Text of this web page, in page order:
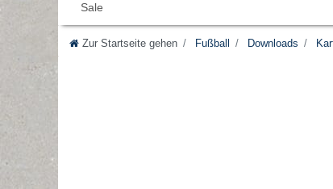
Sale
Zur Startseite gehen Fußball Downloads